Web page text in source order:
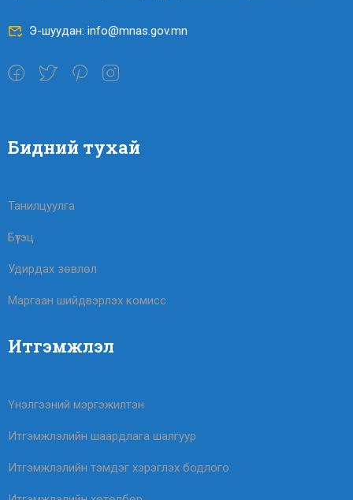
Э-шуудан: info@mnas.gov.mn
Бидний тухай
Танилцуулга
Бүтэц
Удирдах зөвлөл
Маргаан шийдвэрлэх комисс
Итгэмжлэл
Үнэлгээний мэргэжилтэн
Итгэмжлэлийн шаардлага шалгуур
Итгэмжлэлийн тэмдэг хэрэглэх бодлого